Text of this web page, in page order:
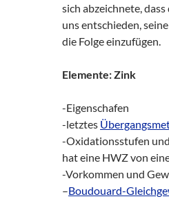
sich abzeichnete,
uns entschieden,
die Folge einzufügen.
Elemente: Zink
-Eigenschafen
-letztes
-Oxidationsstufen
hat eine HWZ von
-Vorkommen und
–Boudouard-